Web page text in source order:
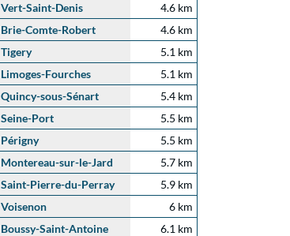
Vert-Saint-Denis
4.6 km
Brie-Comte-Robert
4.6 km
Tigery
5.1 km
Limoges-Fourches
5.1 km
Quincy-sous-Sénart
5.4 km
Seine-Port
5.5 km
Périgny
5.5 km
Montereau-sur-le-Jard
5.7 km
Saint-Pierre-du-Perray
5.9 km
Voisenon
6 km
Boussy-Saint-Antoine
6.1 km